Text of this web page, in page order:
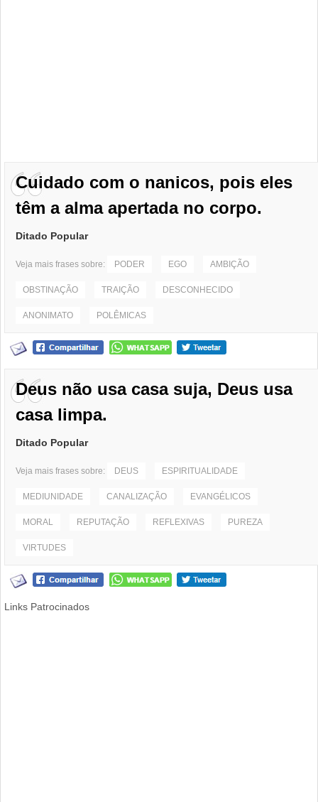
Cuidado com o nanicos, pois eles
têm a alma apertada no corpo.
Ditado Popular
Veja mais frases sobre: PODER EGO AMBIÇÃO
OBSTINAÇÃO TRAIÇÃO DESCONHECIDO
ANONIMATO POLÊMICAS
Deus não usa casa suja, Deus usa
casa limpa.
Ditado Popular
Veja mais frases sobre: DEUS ESPIRITUALIDADE
MEDIUNIDADE CANALIZAÇÃO EVANGÉLICOS
MORAL REPUTAÇÃO REFLEXIVAS PUREZA
VIRTUDES
Links Patrocinados